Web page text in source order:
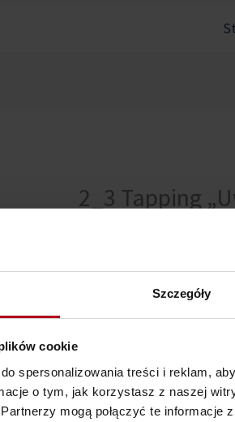
Szczegóły
cookie
spersonalizowania treści i reklam,
o tym, jak korzystasz z naszej
mogą połączyć te informacje
2_3 Tapping
Nie można pokazać tej